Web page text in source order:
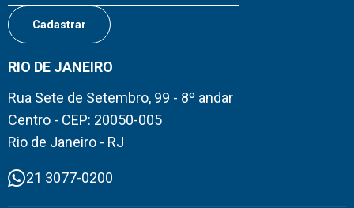
RIO DE JANEIRO
Rua Sete de Setembro, 99 - 8º andar
Centro - CEP: 20050-005
Rio de Janeiro - RJ
21 3077-0200